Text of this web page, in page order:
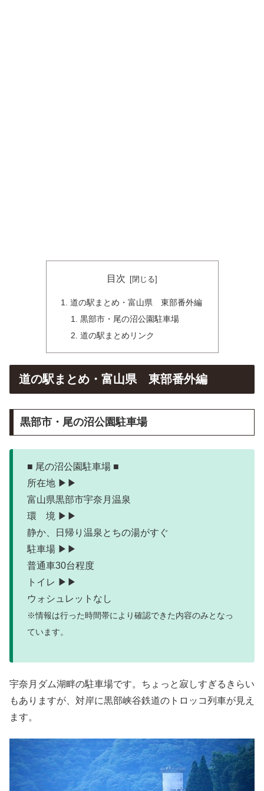
目次
道の駅まとめ・富山県 東部番外編
黒部市・尾の沼公園駐車場
道の駅まとめリンク
道の駅まとめ・富山県 東部番外編
黒部市・尾の沼公園駐車場
■ 尾の沼公園駐車場 ■
所在地 ▶▶
富山県黒部市宇奈月温泉
環 境 ▶▶
静か、日帰り温泉とちの湯がすぐ
駐車場 ▶▶
普通車30台程度
トイレ ▶▶
ウォシュレットなし
※情報は行った時間帯により確認できた内容のみとなっ
ています。
宇奈月ダム湖畔の駐車場です。ちょっと寂しすぎるきらい
もありますが、対岸に黒部峡谷鉄道のトロッコ列車が見え
ます。